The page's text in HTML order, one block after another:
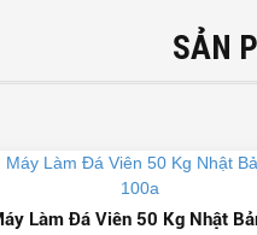
SẢN
Làm Đá Viên 50 Kg Nhật